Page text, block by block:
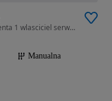
1199 cm3 • 110 KM • GWARANCJA producenta 1 wlasciciel serwis w ASO
Manualna